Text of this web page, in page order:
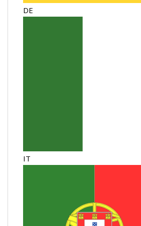
DE
IT